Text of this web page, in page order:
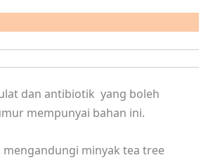
dan antibiotik yang boleh
mempunyai bahan ini.
minyak tea tree